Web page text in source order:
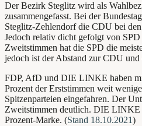
Der Bezirk Steglitz wird als
zusammengefasst. Bei der
Steglitz-Zehlendorf die CDU bei
Jedoch relativ dicht gefolgt von
Zweitstimmen hat die SPD die
jedoch ist der Abstand zur CDU
FDP, AfD und DIE LINKE haben
Prozent der Erststimmen weit
Spitzenparteien eingefahren. Der
Zweitstimmen deutlich. DIE LINKE
Prozent-Marke. (Stand 18.10.2021)